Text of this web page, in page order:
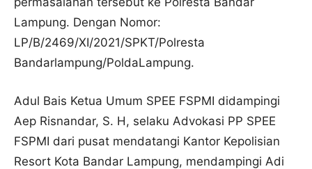
Lampung. Dengan Nomor:
LP/B/2469/XI/2021/SPKT/Polresta
Bandarlampung/PoldaLampung.
Adul Bais Ketua Umum SPEE FSPMI didampingi
Aep Risnandar, S. H, selaku Advokasi PP SPEE
FSPMI dari pusat mendatangi Kantor Kepolisian
Resort Kota Bandar Lampung, mendampingi Adi